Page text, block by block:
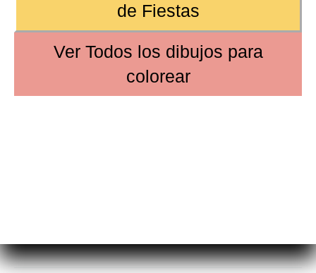
de Fiestas
Ver Todos los dibujos para
colorear